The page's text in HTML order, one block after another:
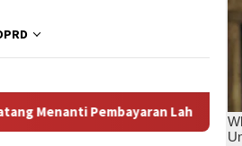
Dugaan Konspirasi dan